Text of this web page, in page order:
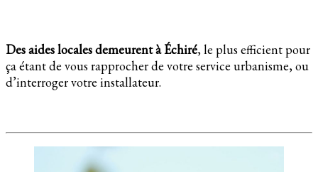
Des aides locales demeurent à Échiré, le plus efficient pour
ça étant de vous rapprocher de votre service urbanisme, ou
d’interroger votre installateur.